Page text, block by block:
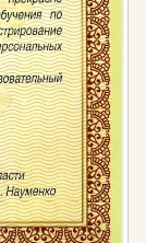
документы,
и дипломы,
не вызывают
проходить